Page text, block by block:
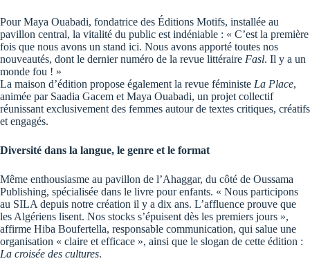
Pour Maya Ouabadi, fondatrice des Éditions Motifs, installée au
pavillon central, la vitalité du public est indéniable : « C’est la première
fois que nous avons un stand ici. Nous avons apporté toutes nos
nouveautés, dont le dernier numéro de la revue littéraire Fasl. Il y a un
monde fou ! »
La maison d’édition propose également la revue féministe La Place,
animée par Saadia Gacem et Maya Ouabadi, un projet collectif
réunissant exclusivement des femmes autour de textes critiques, créatifs
et engagés.
Diversité dans la langue, le genre et le format
Même enthousiasme au pavillon de l’Ahaggar, du côté de Oussama
Publishing, spécialisée dans le livre pour enfants. « Nous participons
au SILA depuis notre création il y a dix ans. L’affluence prouve que
les Algériens lisent. Nos stocks s’épuisent dès les premiers jours »,
affirme Hiba Boufertella, responsable communication, qui salue une
organisation « claire et efficace », ainsi que le slogan de cette édition :
La croisée des cultures.